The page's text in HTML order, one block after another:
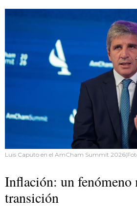
Luis Caputo en el AmCham Summit
Inflación: un fenómeno
transición